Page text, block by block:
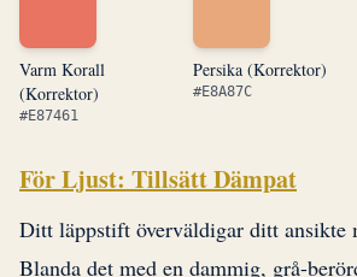
Varm Korall
(Korrektor)
#E87461
Persika (Korrektor)
#E8A87C
För Ljust: Tillsätt Dämpat
Ditt läppstift överväldigar ditt ansikte
Blanda det med en dammig, grå-